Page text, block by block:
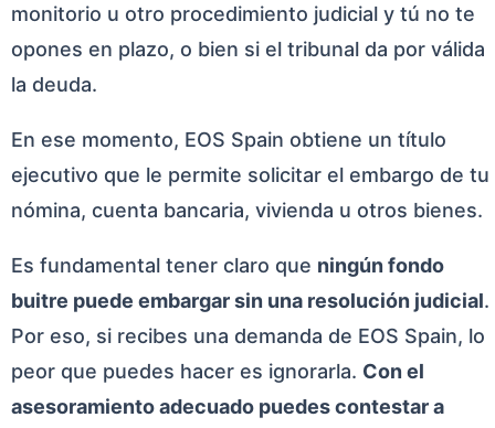
monitorio u otro procedimiento judicial y tú no te
opones en plazo, o bien si el tribunal da por válida
la deuda.
En ese momento, EOS Spain obtiene un título
ejecutivo que le permite solicitar el embargo de tu
nómina, cuenta bancaria, vivienda u otros bienes.
Es fundamental tener claro que ningún fondo
buitre puede embargar sin una resolución judicial.
Por eso, si recibes una demanda de EOS Spain, lo
peor que puedes hacer es ignorarla. Con el
asesoramiento adecuado puedes contestar a